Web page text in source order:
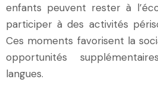
enfants peuvent rester à
participer à des activités
Ces moments favorisent la
opportunités
langues.